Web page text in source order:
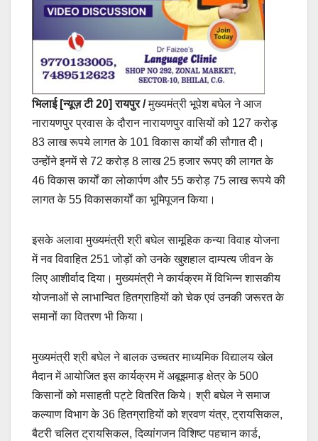
भिलाई [न्यूज़ टी 20] रायपुर /मुख्यमंत्री भूपेश बघेल ने आज
नारायणपुर प्रवास के दौरान नारायणपुर वासियों को 127 करोड़
83 लाख रूपये लागत के 101 विकास कार्यों की सौगात दीे।
उन्होंने इनमें से 72 करोड़ 8 लाख 25 हजार रूपए की लागत के
46 विकास कार्यों का लोकार्पण और 55 करोड़ 75 लाख रूपये की
लागत के 55 विकासकार्यों का भूमिपूजन किया।
इसके अलावा मुख्यमंत्री श्री बघेल सामूहिक कन्या विवाह योजना
में नव विवाहित 251 जोड़ों को उनके खुशहाल दाम्पत्य जीवन के
लिए आशीर्वाद दिया। मुख्यमंत्री ने कार्यक्रम में विभिन्न शासकीय
योजनाओं से लाभान्वित हितग्राहियों को चेक एवं उनकी जरूरत के
समानों का वितरण भी किया।
मुख्यमंत्री श्री बघेल ने बालक उच्चतर माध्यमिक विद्यालय खेल
मैदान में आयोजित इस कार्यक्रम में अबूझमाड़ क्षेत्र के 500
किसानों को मसाहती पट्टे वितरित किये। श्री बघेल ने समाज
कल्याण विभाग के 36 हितग्राहियों को श्रवण यंत्र, ट्रायसिकल,
बैटरी चलित ट्रायसिकल, दिव्यांगजन विशिष्ट पहचान कार्ड,